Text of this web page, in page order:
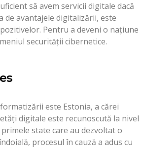
să avem servicii digitale dacă
avantajele digitalizării, este
Pentru a deveni o națiune
securității cibernetice.
este Estonia, a cărei
digitale este recunoscută la nivel
state care au dezvoltat o
procesul în cauză a adus cu